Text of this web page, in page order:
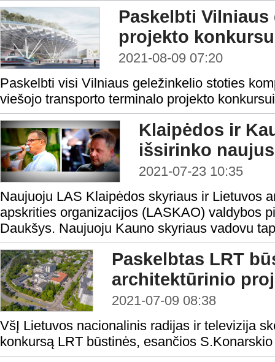
Paskelbti
projekto
2021-08-09 07:20
Paskelbti visi Vilniaus geležinkelio stoties
viešojo transporto terminalo projekto
Klaipėdos ir
išsirinko
2021-07-23 10:35
Naujuoju LAS Klaipėdos skyriaus ir Lietuvos
apskrities organizacijos (LASKAO) valdybos
Daukšys. Naujuoju Kauno skyriaus vadovu
Paskelbtas LRT
architektūrinio
2021-07-09 08:38
VšĮ Lietuvos nacionalinis radijas ir televizija
konkursą LRT būstinės, esančios